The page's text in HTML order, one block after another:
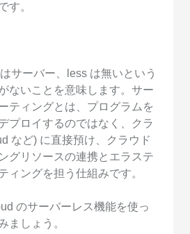
す。
サーバー、less は無いという
ないことを意味します。サー
ティングとは、プログラムを
プロイするのではなく、クラ
など) に直接預け、クラウド
グリソースの連携とエラステ
ィングを担う仕組みです。
のサーバーレス機能を使っ
ましょう。